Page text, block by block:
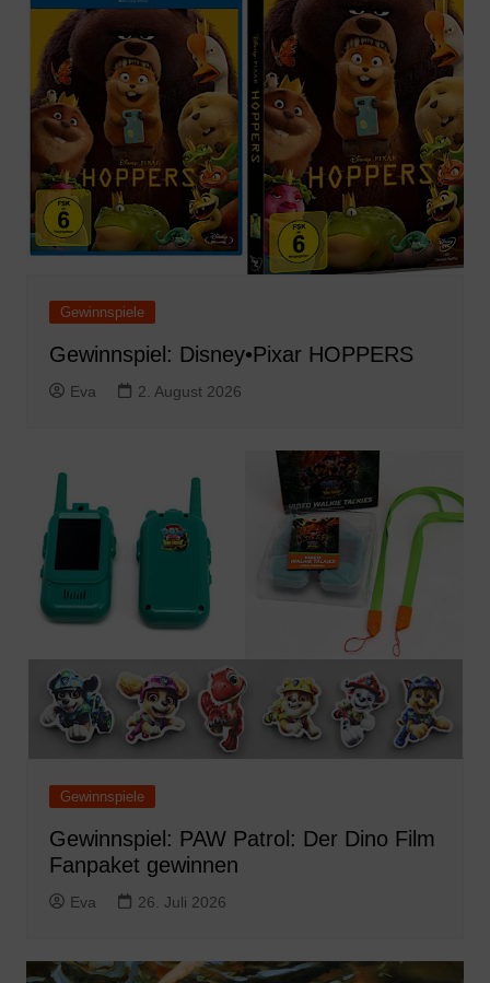
Gewinnspiele
Gewinnspiel: Disney•Pixar HOPPERS
Eva 2. August 2026
Gewinnspiele
Gewinnspiel: PAW Patrol: Der Dino Film
Fanpaket gewinnen
Eva 26. Juli 2026